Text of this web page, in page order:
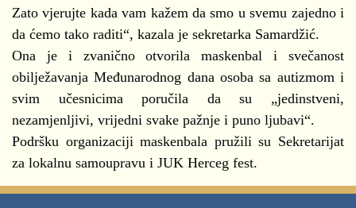
Zato vjerujte kada vam kažem da smo u svemu zajedno i
da ćemo tako raditi“, kazala je sekretarka Samardžić.
Ona je i zvanično otvorila maskenbal i svečanost
obilježavanja Međunarodnog dana osoba sa autizmom i
svim učesnicima poručila da su „jedinstveni,
nezamjenljivi, vrijedni svake pažnje i puno ljubavi“.
Podršku organizaciji maskenbala pružili su Sekretarijat
za lokalnu samoupravu i JUK Herceg fest.